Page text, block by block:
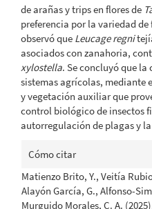
de arañas y trips en flores de
preferencia por la variedad
observó que Leucage regni
asociados con zanahoria,
xylostella. Se concluyó que la
sistemas agrícolas, mediante
y vegetación auxiliar que
control biológico de insectos
autorregulación de plagas y
Detalles
del
artículo
Cómo citar
Matienzo Brito, Y., Veitía
Alayón García, G., Alfonso-
Murguido Morales, C. A.